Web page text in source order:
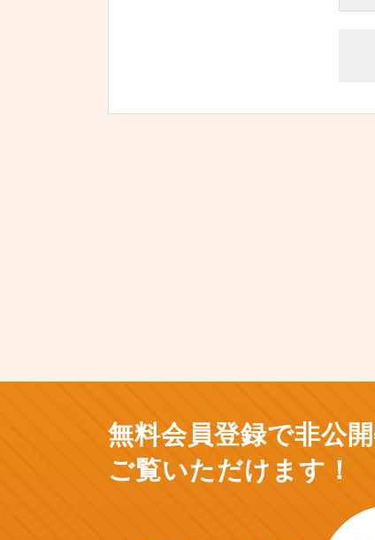
無料会員登録で非公
ご覧いただけます！